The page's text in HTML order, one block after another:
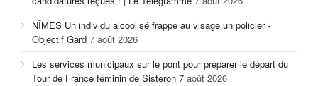
NÎMES Un individu alcoolisé frappe au visage un policier -
Objectif Gard 7 août 2026
Les services municipaux sur le pont pour préparer le départ du
Tour de France féminin de Sisteron 7 août 2026